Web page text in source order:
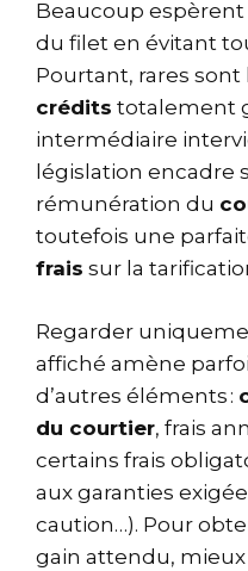
Beaucoup
du filet en évitant
Pourtant, rares sont
crédits totalement
intermédiaire
législation encadre
rémunération du
toutefois une
frais sur la
Regarder
affiché amène
d’autres éléments :
du courtier, frais
certains frais
aux garanties
caution…). Pour
gain attendu,